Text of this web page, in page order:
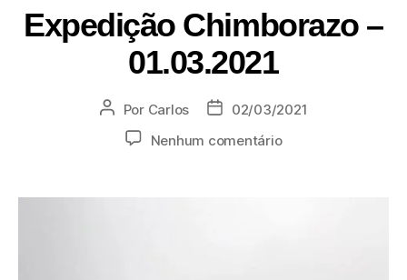
Expedição Chimborazo –
01.03.2021
Por Carlos
02/03/2021
Nenhum comentário